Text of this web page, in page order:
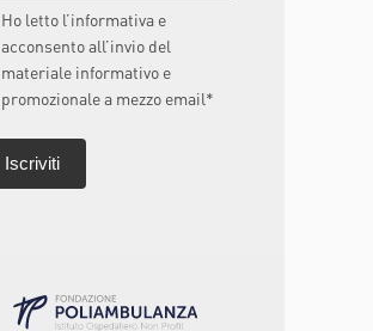
Ho letto l’informativa e
acconsento all’invio del
materiale informativo e
promozionale a mezzo email*